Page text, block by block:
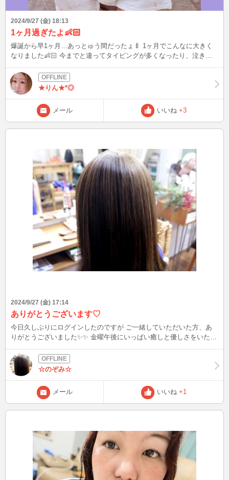
2024/9/27 (金) 18:13
1ヶ月過ぎたよ👶🏻
爆誕から早1ヶ月…あっとゅう間だったょ🍼 1ヶ月でこんなに大きく
なりました👶🏻 今までと違ってタイピングが多くなったり、泣き声
いこうと思うので、見つけたら相手して下さいね💕︎
★りん★*◎
メール いいね +3
2024/9/27 (金) 17:14
ありがとうございます♡
今日久しぶりにログインしたのですが ご一緒していただいた方、あ
りがとうございました✨✨ 金曜午後にいっぱい癒しと優しさをいただ
☆のぞみ☆
メール いいね +1